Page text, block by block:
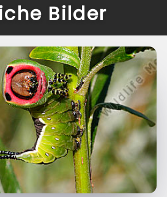
Bilder